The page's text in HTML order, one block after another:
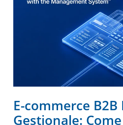
E-commerce
Gestionale: